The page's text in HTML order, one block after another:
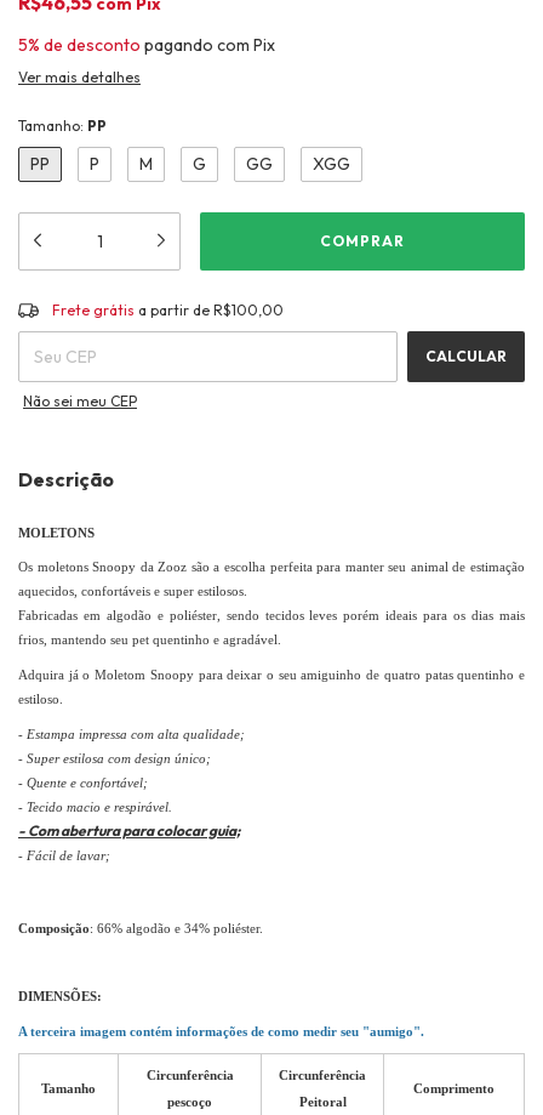
5% de desconto pagando com Pix
Ver mais detalhes
Tamanho: PP
PP P M G GG XGG
Frete grátis R$100,00
ALTERAR CEP
Frete grátis a partir deR$100,00
CALCULAR
Não sei meu CEP
Descrição
MOLETONS
Os moletons Snoopy da Zooz são a escolha perfeita para manter seu animal de estimação
aquecidos, confortáveis e super estilosos.
Fabricadas em algodão e poliéster, sendo tecidos leves porém ideais para os dias mais
frios, mantendo seu pet quentinho e agradável.
Adquira já o Moletom Snoopy para deixar o seu amiguinho de quatro patas quentinho e
estiloso.
- Estampa impressa com alta qualidade;
- Super estilosa com design único;
- Quente e confortável;
- Tecido macio e respirável.
- Com abertura para colocar guia;
- Fácil de lavar;
Composição: 66% algodão e 34% poliéster.
DIMENSÕES:
A terceira imagem contém informações de como medir seu "aumigo".
Tamanho
Circunferência
pescoço
Circunferência
Peitoral
Comprimento